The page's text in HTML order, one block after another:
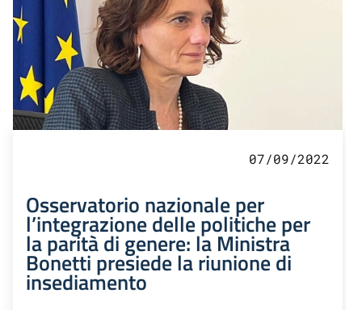
07/09/2022
Osservatorio nazionale per
l’integrazione delle politiche per
la parità di genere: la Ministra
Bonetti presiede la riunione di
insediamento